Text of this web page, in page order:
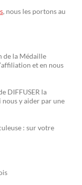
, nous les portons au
de la Médaille
et en nous
DIFFUSER la
nous y aider par une
: sur votre